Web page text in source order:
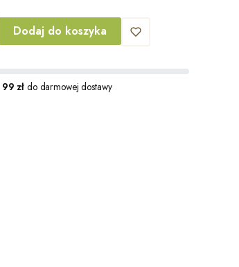
Dodaj do koszyka
99 zł do darmowej dostawy